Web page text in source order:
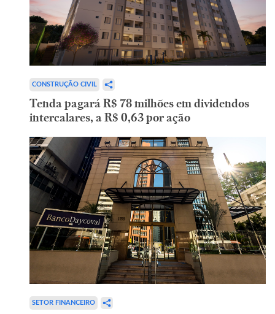
CONSTRUÇÃO CIVIL
Tenda pagará R$ 78 milhões em dividendos
intercalares, a R$ 0,63 por ação
SETOR FINANCEIRO